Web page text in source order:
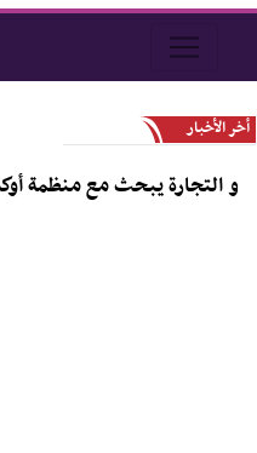
أخر الأخبار
يبحث مع منظمة